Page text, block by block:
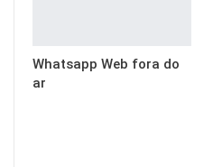
Whatsapp Web fora do
ar